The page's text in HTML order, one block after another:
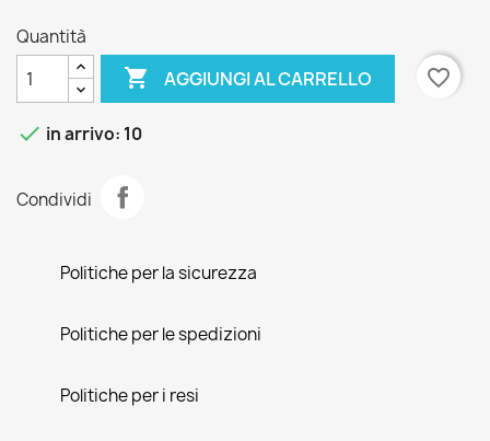
Quantità
 AGGIUNGI AL CARRELLO favorite_border
 in arrivo: 10
Condividi
Politiche per la sicurezza
Politiche per le spedizioni
Politiche per i resi